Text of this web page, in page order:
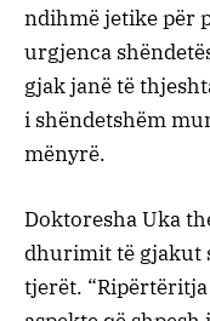
ndihmë jetike për
urgjenca
gjak janë të
i shëndetshëm
mënyrë.
Doktoresha Uka
dhurimit të gjakut
tjerët.